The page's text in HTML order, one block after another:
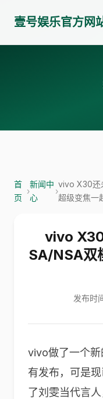
壹号娱乐官方网
首
页
›
新闻中
心
›
vivo X30还
超级变焦一
vivo X30
SA/NSA双
发布时
vivo做了一个
有发布，可是
了刘雯当代言